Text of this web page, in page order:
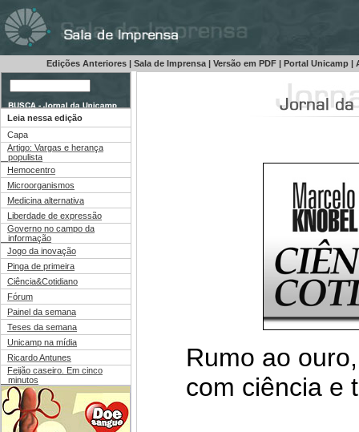
Edições Anteriores | Sala de Imprensa | Versão em PDF | Portal Unicamp |
Leia nessa edição
Capa
Artigo: Vargas e herança
populista
Hemocentro
Microorganismos
Medicina alternativa
Liberdade de expressão
Governo no campo da
informação
Jogo da inovação
Pinga de primeira
Ciência&Cotidiano
Fórum
Painel da semana
Teses da semana
Unicamp na mídia
Ricardo Antunes
Feijão caseiro. Em cinco
minutos
Rumo ao ouro,
com ciência e